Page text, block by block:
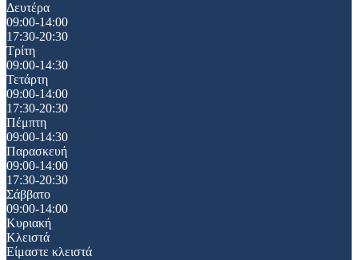
Δευτέρα
09:00-14:00
17:30-20:30
Τρίτη
09:00-14:30
Τετάρτη
09:00-14:00
17:30-20:30
Πέμπτη
09:00-14:30
Παρασκευή
09:00-14:00
17:30-20:30
Σάββατο
09:00-14:00
Κυριακή
Κλειστά
Είμαστε κλειστά